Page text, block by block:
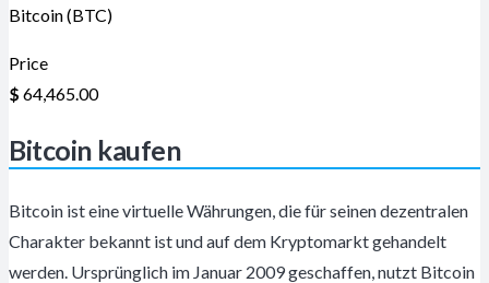
Bitcoin (BTC)
Price
$ 64,465.00
Bitcoin kaufen
Bitcoin ist eine virtuelle Währungen, die für seinen dezentralen
Charakter bekannt ist und auf dem Kryptomarkt gehandelt
werden. Ursprünglich im Januar 2009 geschaffen, nutzt Bitcoin